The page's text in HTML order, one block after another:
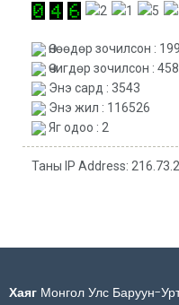
Өнөөдөр зочилсон : 199
Өчигдөр зочилсон : 458
Энэ сард : 3543
Энэ жил : 116526
Яг одоо : 2
Таны IP Address:
Хаяг Монгол Улс Баруун-